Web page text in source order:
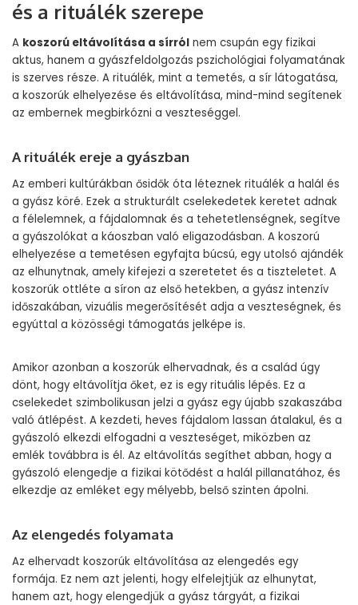
és a rituálék szerepe
A koszorú eltávolítása a sírról nem csupán egy fizikai
aktus, hanem a gyászfeldolgozás pszichológiai folyamatának
is szerves része. A rituálék, mint a temetés, a sír látogatása,
a koszorúk elhelyezése és eltávolítása, mind-mind segítenek
az embernek megbirkózni a veszteséggel.
A rituálék ereje a gyászban
Az emberi kultúrákban ősidők óta léteznek rituálék a halál és
a gyász köré. Ezek a strukturált cselekedetek keretet adnak
a félelemnek, a fájdalomnak és a tehetetlenségnek, segítve
a gyászolókat a káoszban való eligazodásban. A koszorú
elhelyezése a temetésen egyfajta búcsú, egy utolsó ajándék
az elhunytnak, amely kifejezi a szeretetet és a tiszteletet. A
koszorúk ottléte a síron az első hetekben, a gyász intenzív
időszakában, vizuális megerősítését adja a veszteségnek, és
egyúttal a közösségi támogatás jelképe is.
Amikor azonban a koszorúk elhervadnak, és a család úgy
dönt, hogy eltávolítja őket, ez is egy rituális lépés. Ez a
cselekedet szimbolikusan jelzi a gyász egy újabb szakaszába
való átlépést. A kezdeti, heves fájdalom lassan átalakul, és a
gyászoló elkezdi elfogadni a veszteséget, miközben az
emlék továbbra is él. Az eltávolítás segíthet abban, hogy a
gyászoló elengedje a fizikai kötődést a halál pillanatához, és
elkezdje az emléket egy mélyebb, belső szinten ápolni.
Az elengedés folyamata
Az elhervadt koszorúk eltávolítása az elengedés egy
formája. Ez nem azt jelenti, hogy elfelejtjük az elhunytat,
hanem azt, hogy elengedjük a gyász tárgyát, a fizikai